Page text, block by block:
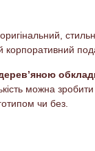
корпоративний
можна
чи без.